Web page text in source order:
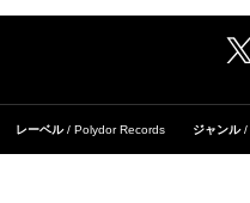
レーベル Polydor Records ジャンル